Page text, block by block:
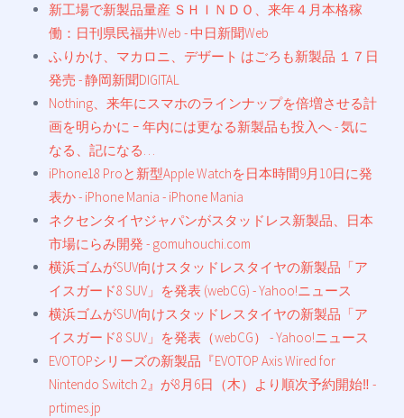
新工場で新製品量産 ＳＨＩＮＤＯ、来年４月本格稼
働：日刊県民福井Web - 中日新聞Web
ふりかけ、マカロニ、デザート はごろも新製品 １７日
発売 - 静岡新聞DIGITAL
Nothing、来年にスマホのラインナップを倍増させる計
画を明らかに ｰ 年内には更なる新製品も投入へ - 気に
なる、記になる…
iPhone18 Proと新型Apple Watchを日本時間9月10日に発
表か - iPhone Mania - iPhone Mania
ネクセンタイヤジャパンがスタッドレス新製品、日本
市場にらみ開発 - gomuhouchi.com
横浜ゴムがSUV向けスタッドレスタイヤの新製品「ア
イスガード8 SUV」を発表 (webCG) - Yahoo!ニュース
横浜ゴムがSUV向けスタッドレスタイヤの新製品「ア
イスガード8 SUV」を発表（webCG） - Yahoo!ニュース
EVOTOPシリーズの新製品『EVOTOP Axis Wired for
Nintendo Switch 2』が8月6日（木）より順次予約開始‼ -
prtimes.jp